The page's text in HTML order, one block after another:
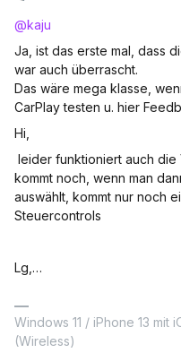
@kaju
Ja, ist das erste mal, dass
war auch überrascht.
Das wäre mega klasse,
CarPlay testen u. hier
Hi,
leider funktioniert auch die
kommt noch, wenn man
auswählt, kommt nur noch
Steuercontrols
Lg,…
Windows 11 / iPhone 13 mit
(Wireless)